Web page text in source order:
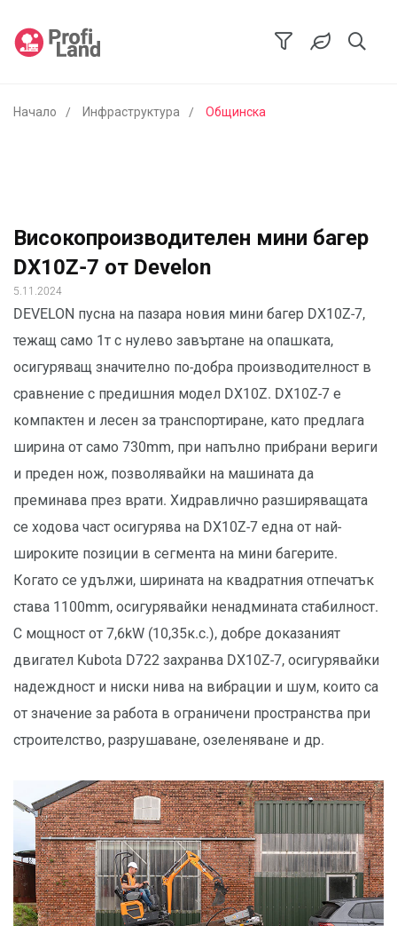
Начало Инфраструктура Общинска
Високопроизводителен мини багер
DX10Z-7 от Develon
5.11.2024
DEVELON пусна на пазара новия мини багер DX10Z-7,
тежащ само 1т с нулево завъртане на опашката,
осигуряващ значително по-добра производителност в
сравнение с предишния модел DX10Z. DX10Z-7 е
компактен и лесен за транспортиране, като предлага
ширина от само 730mm, при напълно прибрани вериги
и преден нож, позволявайки на машината да
преминава през врати. Хидравлично разширяващата
се ходова част осигурява на DX10Z-7 една от най-
широките позиции в сегмента на мини багерите.
Когато се удължи, ширината на квадратния отпечатък
става 1100mm, осигурявайки ненадмината стабилност.
С мощност от 7,6kW (10,35к.с.), добре доказаният
двигател Kubota D722 захранва DX10Z-7, осигурявайки
надеждност и ниски нива на вибрации и шум, които са
от значение за работа в ограничени пространства при
строителство, разрушаване, озеленяване и др.